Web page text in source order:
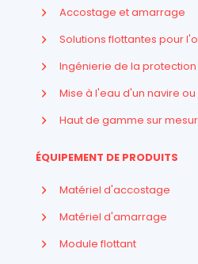
Accostage et amarrage
Solutions flottantes pour
Ingénierie de la
Mise à l'eau d'un navire
Haut de gamme sur
ÉQUIPEMENT DE PRODUITS
Matériel d'accostage
Matériel d'amarrage
Module flottant